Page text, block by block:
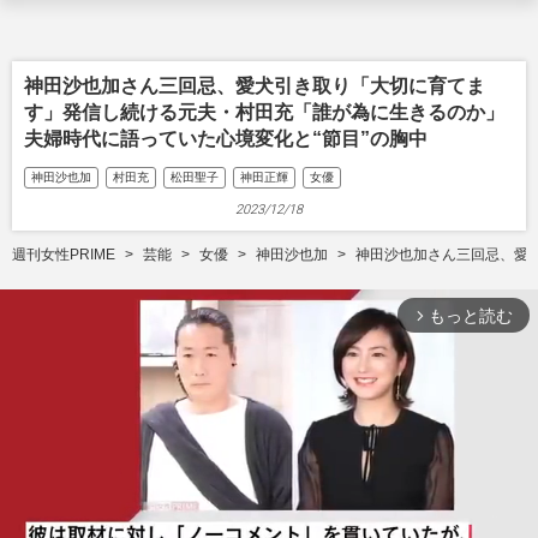
神田沙也加さん三回忌、愛犬引き取り「大切に育てま
す」発信し続ける元夫・村田充「誰が為に生きるのか」
夫婦時代に語っていた心境変化と“節目”の胸中
神田沙也加 村田充 松田聖子 神田正輝 女優
2023/12/18
週刊女性PRIME 芸能 女優 神田沙也加 神田沙也加さん三回忌、愛
arrow_forward_ios もっと読む